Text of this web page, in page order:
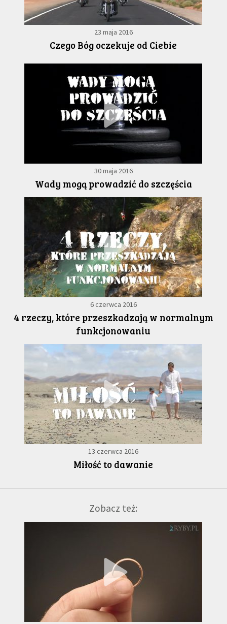
23 maja 2016
Czego Bóg oczekuje od Ciebie
30 maja 2016
Wady mogą prowadzić do szczęścia
6 czerwca 2016
4 rzeczy, które przeszkadzają w normalnym
funkcjonowaniu
13 czerwca 2016
Miłość to dawanie
Zobacz też: